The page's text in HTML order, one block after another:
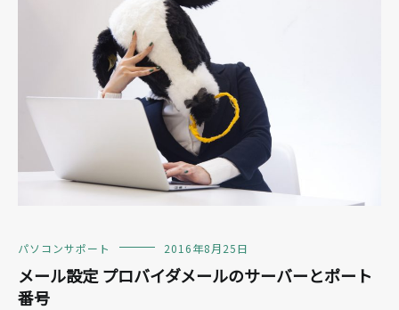
パソコンサポート 2016年8月25日
メール設定 プロバイダメールのサーバーとポート
番号